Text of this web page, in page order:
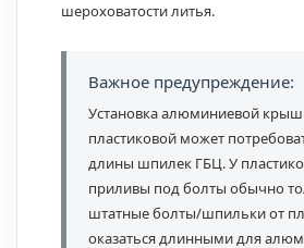
шероховатости литья.
Важное предупреждение:
Установка алюминиевой
пластиковой может
длины шпилек ГБЦ. У
приливы под болты обычно
штатные болты/шпильки от
оказаться длинными для